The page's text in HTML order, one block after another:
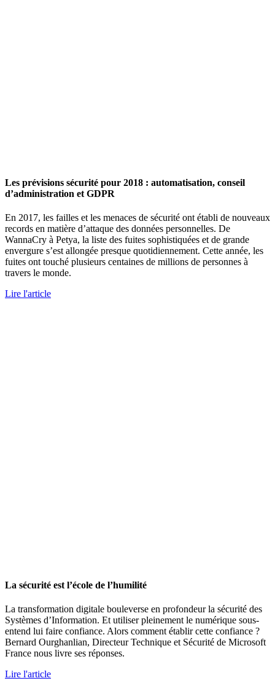
Les prévisions sécurité pour 2018 : automatisation, conseil
d’administration et GDPR
En 2017, les failles et les menaces de sécurité ont établi de nouveaux
records en matière d’attaque des données personnelles. De
WannaCry à Petya, la liste des fuites sophistiquées et de grande
envergure s’est allongée presque quotidiennement. Cette année, les
fuites ont touché plusieurs centaines de millions de personnes à
travers le monde.
Lire l'article
La sécurité est l’école de l’humilité
La transformation digitale bouleverse en profondeur la sécurité des
Systèmes d’Information. Et utiliser pleinement le numérique sous-
entend lui faire confiance. Alors comment établir cette confiance ?
Bernard Ourghanlian, Directeur Technique et Sécurité de Microsoft
France nous livre ses réponses.
Lire l'article